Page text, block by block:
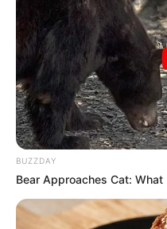
18:45 / 06 Avqust 2026
İcra başçısı üç
rəis təyin etdi -
BUZZDAY
Bear Approaches Cat: